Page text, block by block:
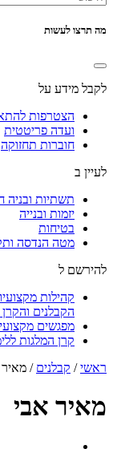
מה תרצו לעשות
לקבל מידע על
הצטרפות
ועדה פריטטית
חוברות תחזוקה
לעיין ב
תשתיות ובניה
יזמות ובנייה
בטיחות
מטה הנדסה
להירשם ל
קהילות
הקבלנים
מפגשים
קרן המלגות
ראשי/ קבלנים /
מאיר אבי